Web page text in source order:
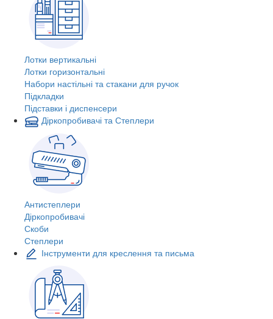
Лотки вертикальні
Лотки горизонтальні
Набори настільні та стакани для ручок
Підкладки
Підставки і диспенсери
Діркопробивачі та Степлери
Антистеплери
Діркопробивачі
Скоби
Степлери
Інструменти для креслення та письма